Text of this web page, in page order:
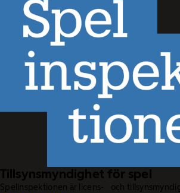
Tillsynsmyndighet för spel
Spelinspektionen är licens- och